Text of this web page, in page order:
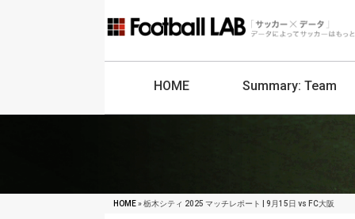
HOME Summary: Team
HOME» 栃木シティ 2025 マッチレポート | 9月15日 vs FC大阪